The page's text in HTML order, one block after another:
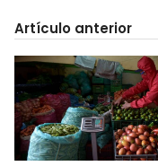
Artículo anterior